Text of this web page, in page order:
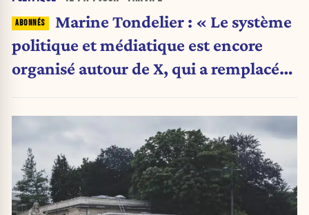
Marine Tondelier : « Le système
politique et médiatique est encore
organisé autour de X, qui a remplacé